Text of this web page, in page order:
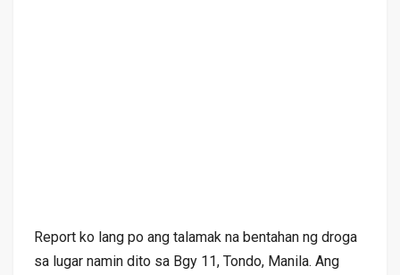
Report ko lang po ang talamak na bentahan ng droga
sa lugar namin dito sa Bgy 11, Tondo, Manila. Ang